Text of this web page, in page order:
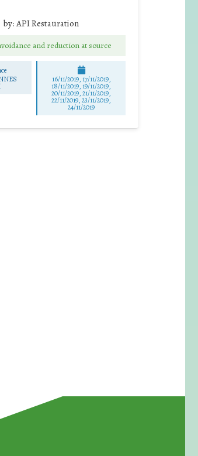
by:API Restauration
and reduction at source
16/11/2019, 17/11/2019,
18/11/2019, 19/11/2019,
20/11/2019, 21/11/2019,
22/11/2019, 23/11/2019,
24/11/2019